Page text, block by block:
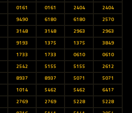
0161 0161 2404
2404
9490 6180 6180
2570
3148 3148 2963
2963
9193 1375 1375
3849
1733 1733 0610
0610
2542 5155 5155
2612
8937 8937 5071
5071
1014 5462 5462
6417
2769 2769 5228
5228